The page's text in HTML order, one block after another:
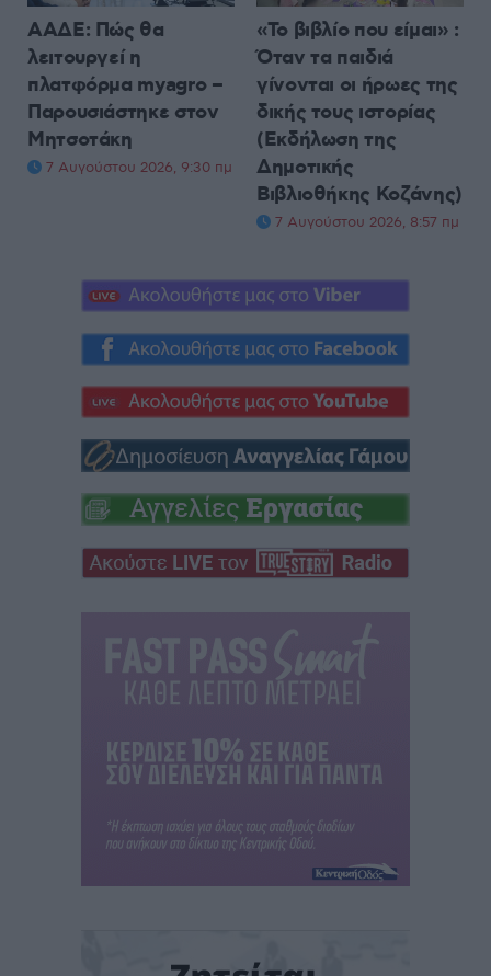
ΑΑΔΕ: Πώς θα
λειτουργεί η
πλατφόρμα myagro –
Παρουσιάστηκε στον
Μητσοτάκη
7 Αυγούστου 2026, 9:30 πμ
«Το βιβλίο που είμαι» :
Όταν τα παιδιά
γίνονται οι ήρωες της
δικής τους ιστορίας
(Εκδήλωση της
Δημοτικής
Βιβλιοθήκης Κοζάνης)
7 Αυγούστου 2026, 8:57 πμ